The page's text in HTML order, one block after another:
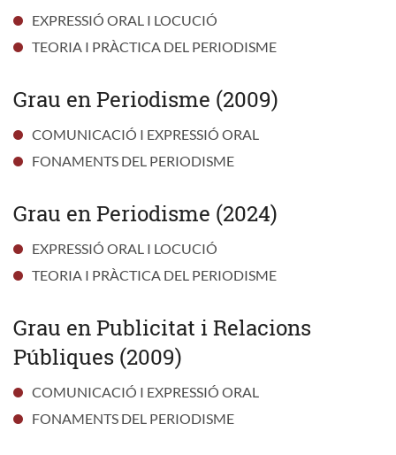
EXPRESSIÓ ORAL I LOCUCIÓ
TEORIA I PRÀCTICA DEL PERIODISME
Grau en Periodisme (2009)
COMUNICACIÓ I EXPRESSIÓ ORAL
FONAMENTS DEL PERIODISME
Grau en Periodisme (2024)
EXPRESSIÓ ORAL I LOCUCIÓ
TEORIA I PRÀCTICA DEL PERIODISME
Grau en Publicitat i Relacions
Públiques (2009)
COMUNICACIÓ I EXPRESSIÓ ORAL
FONAMENTS DEL PERIODISME